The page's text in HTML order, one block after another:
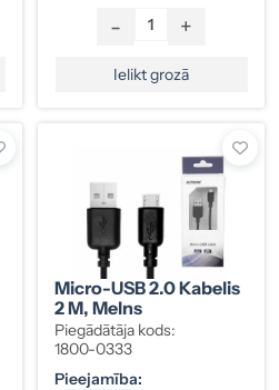
- +
Ielikt grozā
Micro-USB 2.0 Kabelis
2 M, Melns
Piegādātāja kods:
1800-0333
Pieejamība: